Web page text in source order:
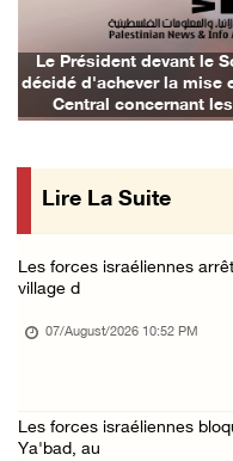
07/August/2026 02:42 PM
Incursions et barrages
07/August/2026 02:13 PM
Khalayel al-Louz : des
Nouvelle attaque de
Nouvelles incursions à
Le Président devant le
d'achever la mise en
Central concernant les
Lire La Suite
Les forces israéliennes
village d
07/August/2026 10:52 PM
Les forces israéliennes
Ya'bad, au